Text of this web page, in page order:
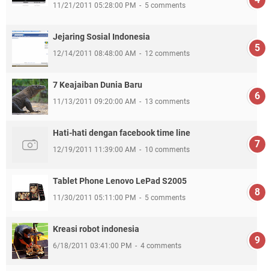
11/21/2011 05:28:00 PM 5 comments
Jejaring Sosial Indonesia
12/14/2011 08:48:00 AM 12 comments
7 Keajaiban Dunia Baru
11/13/2011 09:20:00 AM 13 comments
Hati-hati dengan facebook time line
12/19/2011 11:39:00 AM 10 comments
Tablet Phone Lenovo LePad S2005
11/30/2011 05:11:00 PM 5 comments
Kreasi robot indonesia
6/18/2011 03:41:00 PM 4 comments